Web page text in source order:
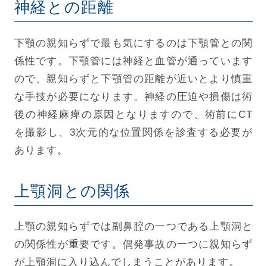
神経との距離
下顎の親知らずで最も気にするのは下顎管との関
係性です。下顎管には神経と血管が通っています
ので、親知らずと下顎管の距離が近いとより慎重
な手技が必要になります。神経の圧迫や損傷は術
後の神経麻痺の原因となりますので、術前にCT
を撮影し、3次元的な位置関係を診査する必要が
あります。
上顎洞との関係
上顎の親知らずでは副鼻腔の一つである上顎洞と
の関係性が重要です。偶発事故の一つに親知らず
が上顎洞に入り込んでしまうことがあります。